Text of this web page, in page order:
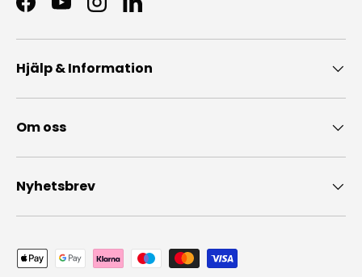
Facebook
YouTubeInstagramLinkedIn
Hjälp & Information
Om oss
Nyhetsbrev
Accepterade betalningsmedel